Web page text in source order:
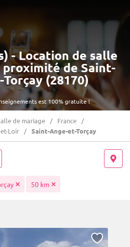
est 100% gratuite !
- Location de salle
proximité de Saint-
(28170)
de mariage
France
Loir Saint-Ange-et-Torçay
50 km